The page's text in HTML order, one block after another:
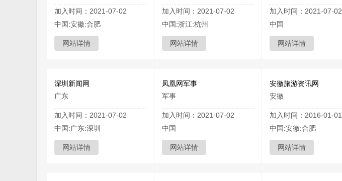
加入时间：2021-07-02
中国:安徽:合肥
网站详情
加入时间：2021-07-02
中国:浙江:杭州
网站详情
加入时间：2021-07-02
中国
网站详情
深圳新闻网
广东
加入时间：2021-07-02
中国:广东:深圳
网站详情
凤凰网军事
军事
加入时间：2021-07-02
中国
网站详情
安徽旅游资讯网
安徽
加入时间：2016-01-01
中国:安徽:合肥
网站详情